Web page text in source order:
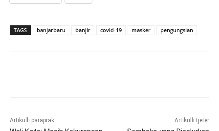
TAGS banjarbaru banjir covid-19 masker pengungsian
Artikulli paraprak Artikulli tjetër